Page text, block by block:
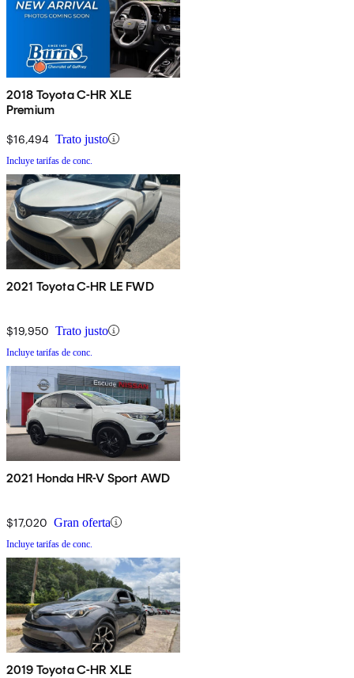
2018 Toyota C-HR XLE
Premium
$16,494 Trato justo
Incluye tarifas de conc.
2021 Toyota C-HR LE FWD
$19,950 Trato justo
Incluye tarifas de conc.
2021 Honda HR-V Sport AWD
$17,020 Gran oferta
Incluye tarifas de conc.
2019 Toyota C-HR XLE